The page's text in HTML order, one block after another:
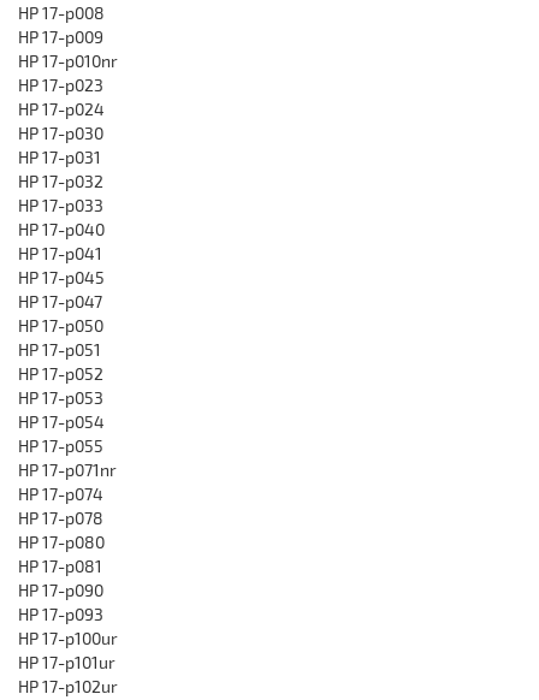
HP 17-p008
HP 17-p009
HP 17-p010nr
HP 17-p023
HP 17-p024
HP 17-p030
HP 17-p031
HP 17-p032
HP 17-p033
HP 17-p040
HP 17-p041
HP 17-p045
HP 17-p047
HP 17-p050
HP 17-p051
HP 17-p052
HP 17-p053
HP 17-p054
HP 17-p055
HP 17-p071nr
HP 17-p074
HP 17-p078
HP 17-p080
HP 17-p081
HP 17-p090
HP 17-p093
HP 17-p100ur
HP 17-p101ur
HP 17-p102ur